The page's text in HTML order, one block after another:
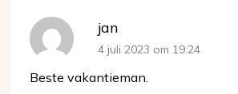
jan
4 juli 2023 om 19:24
Beste vakantieman.